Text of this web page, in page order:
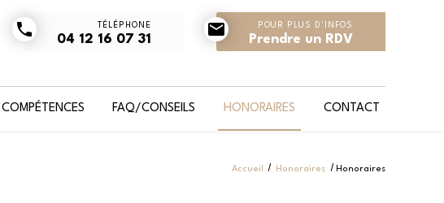
phone TÉLÉPHONE
04 12 16 07 31
mail POUR PLUS D'INFOS
Prendre un RDV
FAQ/CONSEILS HONORAIRES CONTACT
Accueil Honoraires Honoraires